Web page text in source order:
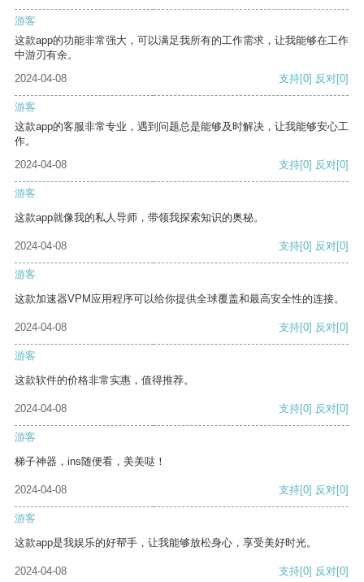
游客
这款app的功能非常强大，可以满足我所有的工作需求，让我能够在工作
中游刃有余。
2024-04-08
支持[0] 反对[0]
游客
这款app的客服非常专业，遇到问题总是能够及时解决，让我能够安心工
作。
2024-04-08
支持[0] 反对[0]
游客
这款app就像我的私人导师，带领我探索知识的奥秘。
2024-04-08 支持[0] 反对[0]
游客
这款加速器VPM应用程序可以给你提供全球覆盖和最高安全性的连接。
2024-04-08 支持[0] 反对[0]
游客
这款软件的价格非常实惠，值得推荐。
2024-04-08 支持[0] 反对[0]
游客
梯子神器，ins随便看，美美哒！
2024-04-08 支持[0] 反对[0]
游客
这款app是我娱乐的好帮手，让我能够放松身心，享受美好时光。
2024-04-08 支持[0] 反对[0]